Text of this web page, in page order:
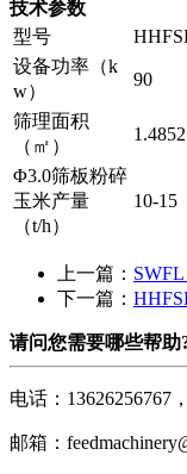
技术参数
型号
设备功率（k
w）
90
筛理面积
（㎡）
1.4852
Φ3.0筛板粉碎
玉米产量
（t/h）
10-15
上一篇：
下一篇：
请问您需要哪些帮助
电话：13626256767
邮箱：